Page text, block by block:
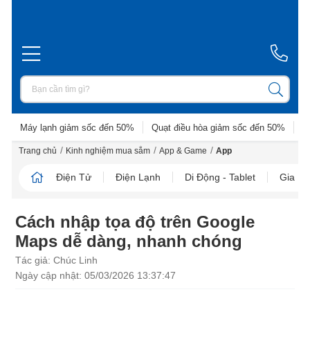
Máy lạnh giảm sốc đến 50% Quạt điều hòa giảm sốc đến 50%
Trang chủ / Kinh nghiệm mua sắm / App & Game / App
Điện Tử Điện Lạnh Di Động - Tablet Gia
Cách nhập tọa độ trên Google
Maps dễ dàng, nhanh chóng
Tác giả: Chúc Linh
Ngày cập nhật: 05/03/2026 13:37:47